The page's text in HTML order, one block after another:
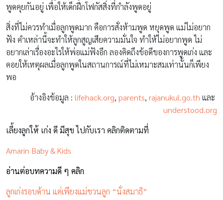
พูดคุยกันอยู่ เพื่อให้เด็กฝึกโฟกัสสิ่งที่กำลังพูดอยู่
สิ่งที่ไม่ควรทำเมื่อลูกพูดมาก คือการสั่งห้ามพูด หยุดพูด แม่ไม่อยาก
ฟัง คำเหล่านี้จะทำให้ลูกสูญเสียความมั่นใจ ทำให้ไม่อยากพูด ไม่
อยากเล่าเรื่องอะไรให้พ่อแม่ฟังอีก ลองคิดถึงข้อดีของการพูดเก่ง และ
คอยให้เหตุผลเมื่อลูกพูดในสถานการณ์ที่ไม่เหมาะสมเท่านั้นก็เพียง
พอ
อ้างอิงข้อมูล : lifehack.org, parents, rajanukul.go.th และ
understood.org
เลี้ยงลูกให้ เก่ง ดี มีสุข ไปกับเรา คลิกติดตามที่
Amarin Baby & Kids
อ่านต่อบทความดี ๆ คลิก
ลูกเก่งรอบด้าน แค่เพียงแม่ชวนลูก “นั่งสมาธิ”